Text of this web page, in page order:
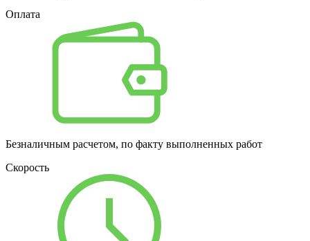
Оплата
Безналичным расчетом, по факту выполненных работ
Скорость